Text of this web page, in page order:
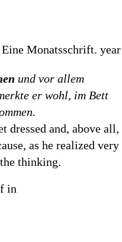
Monatsschrift. year
und vor allem
er wohl, im Bett
dressed and, above all,
as he realized very
thinking.
in